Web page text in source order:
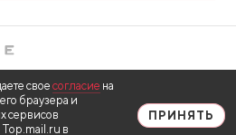
свое согласие на
браузера и
сервисов
в
ПРИНЯТЬ